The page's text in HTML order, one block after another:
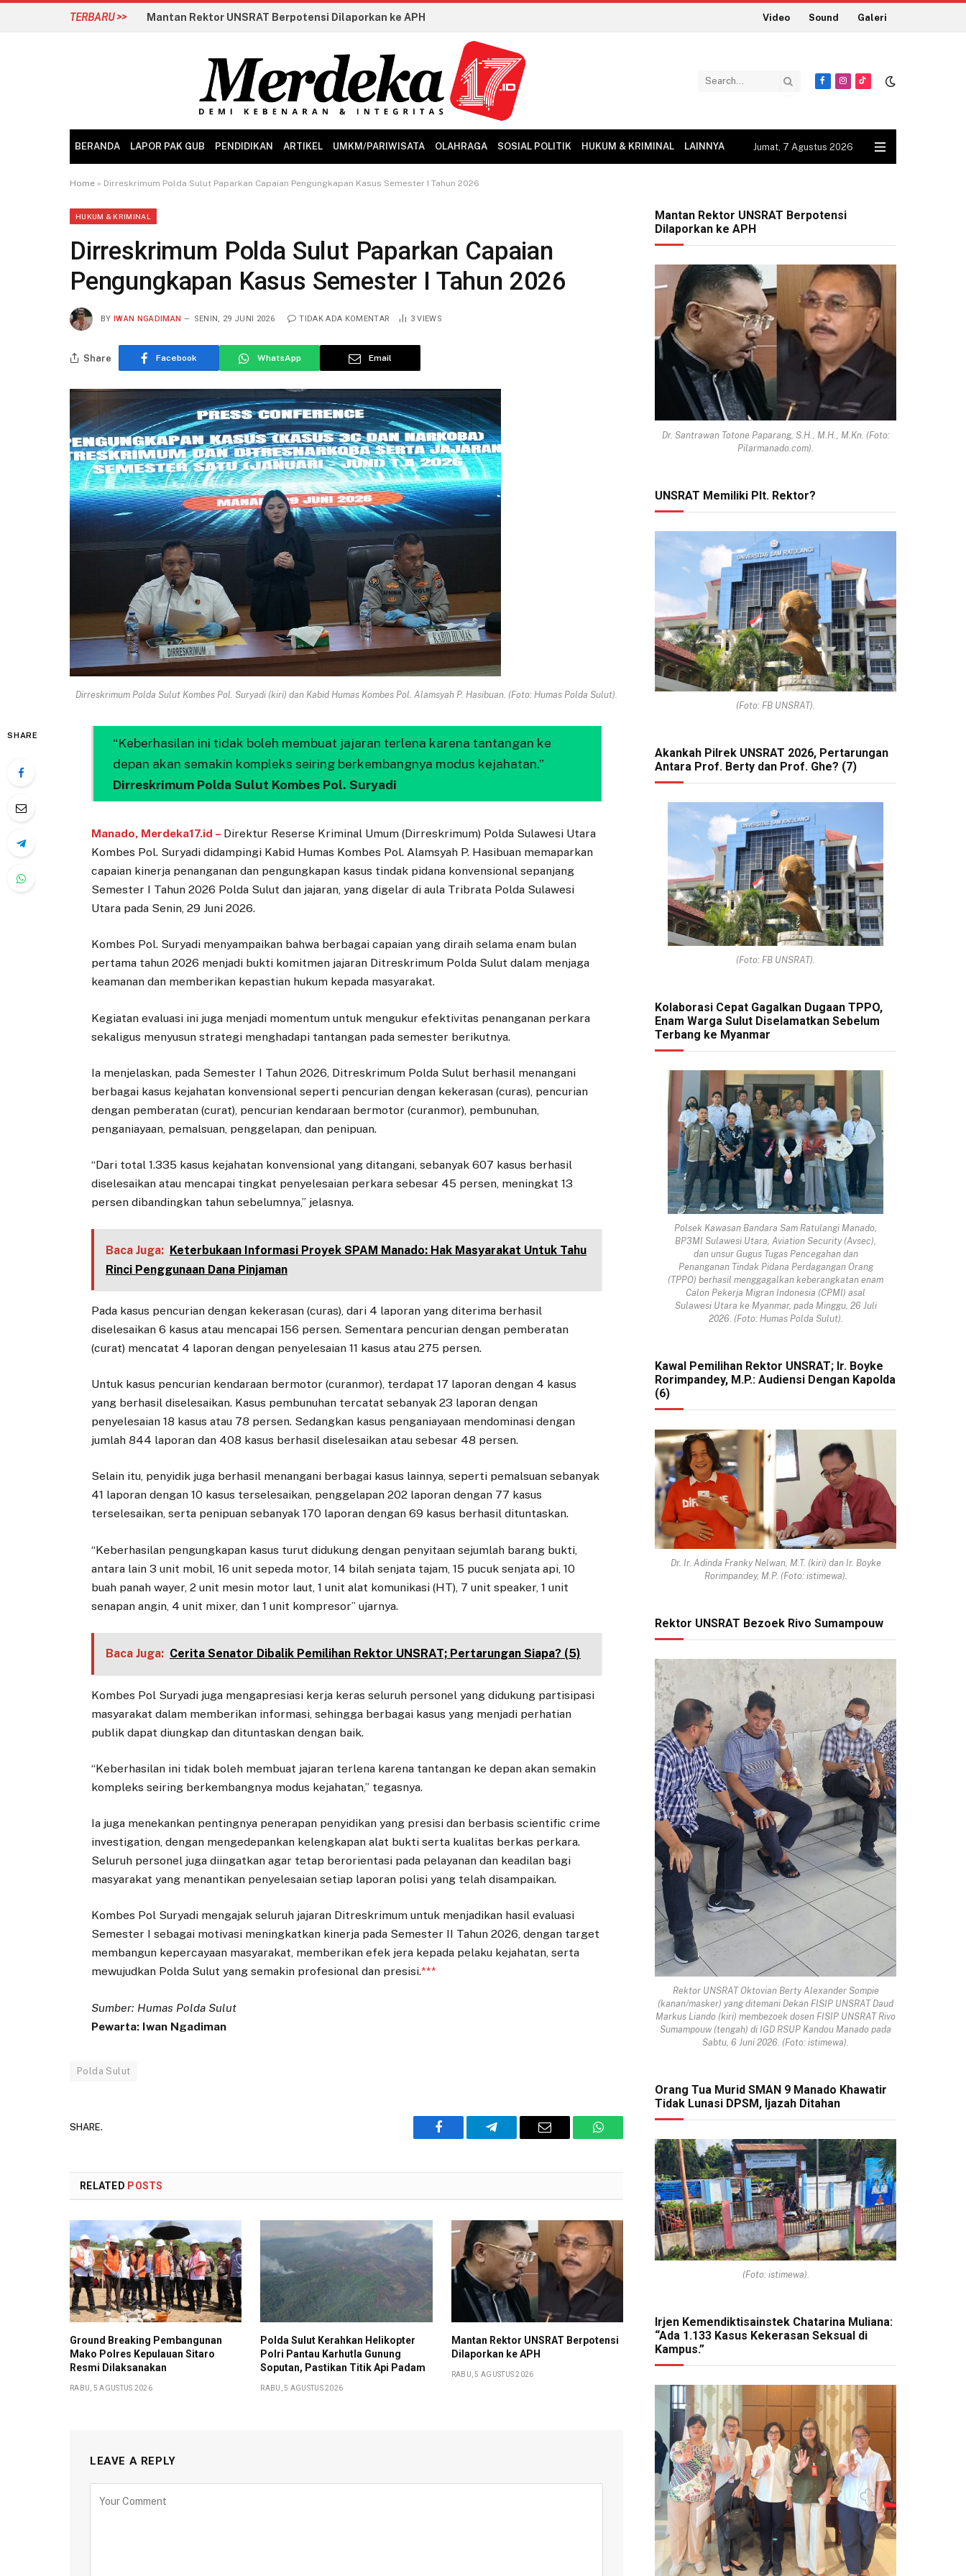
TERBARU >> Video Sound Galeri
Facebook
Instagram
TikTok
BERANDA LAPOR PAK GUB PENDIDIKAN ARTIKEL UMKM/PARIWISATA OLAHRAGA SOSIAL POLITIK HUKUM & KRIMINAL LAINNYA Jumat, 7 Agustus 2026
Home » Dirreskrimum Polda Sulut Paparkan Capaian Pengungkapan Kasus Semester I Tahun 2026
HUKUM & KRIMINAL
Dirreskrimum Polda Sulut Paparkan Capaian
Pengungkapan Kasus Semester I Tahun 2026
BY IWAN NGADIMAN SENIN, 29 JUNI 2026 TIDAK ADA KOMENTAR 3VIEWS
Share Facebook WhatsApp Email
Dirreskrimum Polda Sulut Kombes Pol. Suryadi (kiri) dan Kabid Humas Kombes Pol. Alamsyah P. Hasibuan. (Foto: Humas Polda Sulut).
SHARE
“Keberhasilan ini tidak boleh membuat jajaran terlena karena tantangan ke
depan akan semakin kompleks seiring berkembangnya modus kejahatan.”
Dirreskrimum Polda Sulut Kombes Pol. Suryadi
Manado, Merdeka17.id – Direktur Reserse Kriminal Umum (Dirreskrimum) Polda Sulawesi Utara
Kombes Pol. Suryadi didampingi Kabid Humas Kombes Pol. Alamsyah P. Hasibuan memaparkan
capaian kinerja penanganan dan pengungkapan kasus tindak pidana konvensional sepanjang
Semester I Tahun 2026 Polda Sulut dan jajaran, yang digelar di aula Tribrata Polda Sulawesi
Utara pada Senin, 29 Juni 2026.
Kombes Pol. Suryadi menyampaikan bahwa berbagai capaian yang diraih selama enam bulan
pertama tahun 2026 menjadi bukti komitmen jajaran Ditreskrimum Polda Sulut dalam menjaga
keamanan dan memberikan kepastian hukum kepada masyarakat.
Kegiatan evaluasi ini juga menjadi momentum untuk mengukur efektivitas penanganan perkara
sekaligus menyusun strategi menghadapi tantangan pada semester berikutnya.
Ia menjelaskan, pada Semester I Tahun 2026, Ditreskrimum Polda Sulut berhasil menangani
berbagai kasus kejahatan konvensional seperti pencurian dengan kekerasan (curas), pencurian
dengan pemberatan (curat), pencurian kendaraan bermotor (curanmor), pembunuhan,
penganiayaan, pemalsuan, penggelapan, dan penipuan.
“Dari total 1.335 kasus kejahatan konvensional yang ditangani, sebanyak 607 kasus berhasil
diselesaikan atau mencapai tingkat penyelesaian perkara sebesar 45 persen, meningkat 13
persen dibandingkan tahun sebelumnya,” jelasnya.
Baca Juga: Keterbukaan Informasi Proyek SPAM Manado: Hak Masyarakat Untuk Tahu
Rinci Penggunaan Dana Pinjaman
Pada kasus pencurian dengan kekerasan (curas), dari 4 laporan yang diterima berhasil
diselesaikan 6 kasus atau mencapai 156 persen. Sementara pencurian dengan pemberatan
(curat) mencatat 4 laporan dengan penyelesaian 11 kasus atau 275 persen.
Untuk kasus pencurian kendaraan bermotor (curanmor), terdapat 17 laporan dengan 4 kasus
yang berhasil diselesaikan. Kasus pembunuhan tercatat sebanyak 23 laporan dengan
penyelesaian 18 kasus atau 78 persen. Sedangkan kasus penganiayaan mendominasi dengan
jumlah 844 laporan dan 408 kasus berhasil diselesaikan atau sebesar 48 persen.
Selain itu, penyidik juga berhasil menangani berbagai kasus lainnya, seperti pemalsuan sebanyak
41 laporan dengan 10 kasus terselesaikan, penggelapan 202 laporan dengan 77 kasus
terselesaikan, serta penipuan sebanyak 170 laporan dengan 69 kasus berhasil dituntaskan.
“Keberhasilan pengungkapan kasus turut didukung dengan penyitaan sejumlah barang bukti,
antara lain 3 unit mobil, 16 unit sepeda motor, 14 bilah senjata tajam, 15 pucuk senjata api, 10
buah panah wayer, 2 unit mesin motor laut, 1 unit alat komunikasi (HT), 7 unit speaker, 1 unit
senapan angin, 4 unit mixer, dan 1 unit kompresor” ujarnya.
Baca Juga: Cerita Senator Dibalik Pemilihan Rektor UNSRAT; Pertarungan Siapa? (5)
Kombes Pol Suryadi juga mengapresiasi kerja keras seluruh personel yang didukung partisipasi
masyarakat dalam memberikan informasi, sehingga berbagai kasus yang menjadi perhatian
publik dapat diungkap dan dituntaskan dengan baik.
“Keberhasilan ini tidak boleh membuat jajaran terlena karena tantangan ke depan akan semakin
kompleks seiring berkembangnya modus kejahatan,” tegasnya.
Ia juga menekankan pentingnya penerapan penyidikan yang presisi dan berbasis scientific crime
investigation, dengan mengedepankan kelengkapan alat bukti serta kualitas berkas perkara.
Seluruh personel juga diingatkan agar tetap berorientasi pada pelayanan dan keadilan bagi
masyarakat yang menantikan penyelesaian setiap laporan polisi yang telah disampaikan.
Kombes Pol Suryadi mengajak seluruh jajaran Ditreskrimum untuk menjadikan hasil evaluasi
Semester I sebagai motivasi meningkatkan kinerja pada Semester II Tahun 2026, dengan target
membangun kepercayaan masyarakat, memberikan efek jera kepada pelaku kejahatan, serta
mewujudkan Polda Sulut yang semakin profesional dan presisi.***
Sumber: Humas Polda Sulut
Pewarta: Iwan Ngadiman
Polda Sulut
SHARE.
Facebook Telegram Email WhatsApp
RELATED POSTS
Ground Breaking Pembangunan
Mako Polres Kepulauan Sitaro
Resmi Dilaksanakan
RABU, 5 AGUSTUS 2026
Polda Sulut Kerahkan Helikopter
Polri Pantau Karhutla Gunung
Soputan, Pastikan Titik Api Padam
RABU, 5 AGUSTUS 2026
Mantan Rektor UNSRAT Berpotensi
Dilaporkan ke APH
RABU, 5 AGUSTUS 2026
LEAVE A REPLY
Mantan Rektor UNSRAT Berpotensi
Dilaporkan ke APH
Dr. Santrawan Totone Paparang, S.H., M.H., M.Kn. (Foto:
Pilarmanado.com).
UNSRAT Memiliki Plt. Rektor?
(Foto: FB UNSRAT).
Akankah Pilrek UNSRAT 2026, Pertarungan
Antara Prof. Berty dan Prof. Ghe? (7)
(Foto: FB UNSRAT).
Kolaborasi Cepat Gagalkan Dugaan TPPO,
Enam Warga Sulut Diselamatkan Sebelum
Terbang ke Myanmar
Polsek Kawasan Bandara Sam Ratulangi Manado,
BP3MI Sulawesi Utara, Aviation Security (Avsec),
dan unsur Gugus Tugas Pencegahan dan
Penanganan Tindak Pidana Perdagangan Orang
(TPPO) berhasil menggagalkan keberangkatan enam
Calon Pekerja Migran Indonesia (CPMI) asal
Sulawesi Utara ke Myanmar, pada Minggu, 26 Juli
2026. (Foto: Humas Polda Sulut).
Kawal Pemilihan Rektor UNSRAT; Ir. Boyke
Rorimpandey, M.P.: Audiensi Dengan Kapolda
(6)
Dr. Ir. Adinda Franky Nelwan, M.T. (kiri) dan Ir. Boyke
Rorimpandey, M.P. (Foto: istimewa).
Rektor UNSRAT Bezoek Rivo Sumampouw
Rektor UNSRAT Oktovian Berty Alexander Sompie
(kanan/masker) yang ditemani Dekan FISIP UNSRAT Daud
Markus Liando (kiri) membezoek dosen FISIP UNSRAT Rivo
Sumampouw (tengah) di IGD RSUP Kandou Manado pada
Sabtu, 6 Juni 2026. (Foto: istimewa).
Orang Tua Murid SMAN 9 Manado Khawatir
Tidak Lunasi DPSM, Ijazah Ditahan
(Foto: istimewa).
Irjen Kemendiktisainstek Chatarina Muliana:
“Ada 1.133 Kasus Kekerasan Seksual di
Kampus.”